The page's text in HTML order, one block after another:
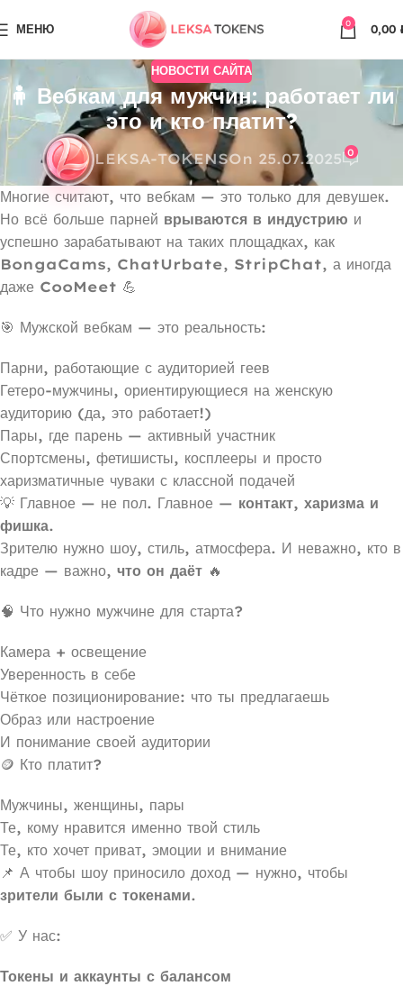
МЕНЮ 0 0,00
НОВОСТИ САЙТА
🧍 Вебкам для мужчин: работает ли
это и кто платит?
LEKSA-TOKENSOn 25.07.2025 0
Многие считают, что вебкам — это только для девушек.
Но всё больше парней врываются в индустрию и
успешно зарабатывают на таких площадках, как
BongaCams, ChatUrbate, StripChat, а иногда
даже CooMeet 💪
🎯 Мужской вебкам — это реальность:
Парни, работающие с аудиторией геев
Гетеро-мужчины, ориентирующиеся на женскую
аудиторию (да, это работает!)
Пары, где парень — активный участник
Спортсмены, фетишисты, косплееры и просто
харизматичные чуваки с классной подачей
💡 Главное — не пол. Главное — контакт, харизма и
фишка.
Зрителю нужно шоу, стиль, атмосфера. И неважно, кто в
кадре — важно, что он даёт 🔥
🧠 Что нужно мужчине для старта?
Камера + освещение
Уверенность в себе
Чёткое позиционирование: что ты предлагаешь
Образ или настроение
И понимание своей аудитории
🪙 Кто платит?
Мужчины, женщины, пары
Те, кому нравится именно твой стиль
Те, кто хочет приват, эмоции и внимание
📌 А чтобы шоу приносило доход — нужно, чтобы
зрители были с токенами.
✅ У нас:
Токены и аккаунты с балансом